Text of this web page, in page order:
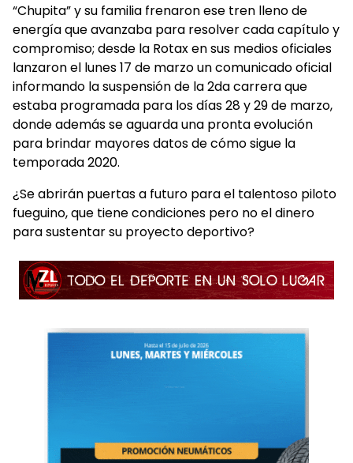
“Chupita” y su familia frenaron ese tren lleno de
energía que avanzaba para resolver cada capítulo y
compromiso; desde la Rotax en sus medios oficiales
lanzaron el lunes 17 de marzo un comunicado oficial
informando la suspensión de la 2da carrera que
estaba programada para los días 28 y 29 de marzo,
donde además se aguarda una pronta evolución
para brindar mayores datos de cómo sigue la
temporada 2020.
¿Se abrirán puertas a futuro para el talentoso piloto
fueguino, que tiene condiciones pero no el dinero
para sustentar su proyecto deportivo?